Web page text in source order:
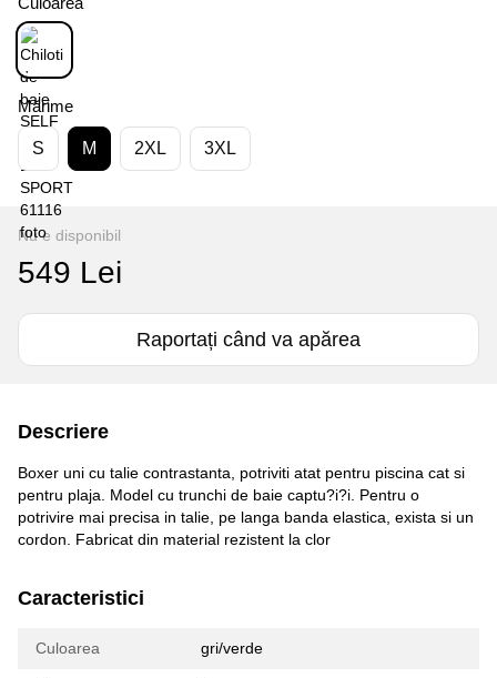
Mărime
S M 2XL 3XL
Nu e disponibil
549 Lei
Raportați când va apărea
Descriere
Boxer uni cu talie contrastanta, potriviti atat pentru piscina cat si
pentru plaja. Model cu trunchi de baie captu?i?i. Pentru o
potrivire mai precisa in talie, pe langa banda elastica, exista si un
cordon. Fabricat din material rezistent la clor
Caracteristici
Culoarea gri/verde